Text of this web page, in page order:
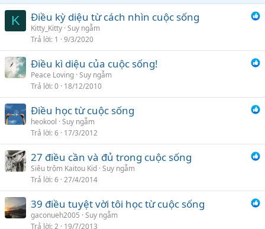
K Điều kỳ diệu từ cách nhìn cuộc sống
Kitty_Kitty Suy ngẫm
Trả lời 1 9/3/2020
Điều kì diệu của cuộc sống!
Peace Loving Suy ngẫm
Trả lời 0 18/12/2010
Điều học từ cuộc sống
heokool Suy ngẫm
Trả lời 6 17/3/2012
27 điều cần và đủ trong cuộc sống
Siêu trộm Kaitou Kid Suy ngẫm
Trả lời 6 27/4/2014
39 điều tuyệt vời tôi học từ cuộc sống
gaconueh2005 Suy ngẫm
Trả lời 2 19/7/2013